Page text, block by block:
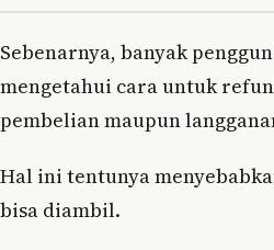
Sebenarnya, banyak
mengetahui cara untuk
pembelian maupun
Hal ini tentunya
bisa diambil.